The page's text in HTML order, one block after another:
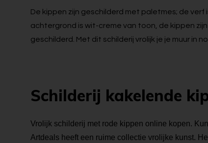
De kippen zijn geschilderd met paletmes; de verf
achtergrond is wit-creme van toon, de kippen zijn
geschilderd. Met dit schilderij vrolijk je je muur in
Schilderij kakelende
Vrolijk schilderij met rode kippen online kopen.
Artdeals heeft een ruime collectie vrolijke kunst.